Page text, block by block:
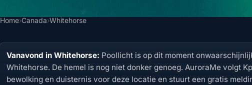
Home›Canada›Whitehorse
Vanavond in Whitehorse: Poollicht is op dit moment
Whitehorse. De hemel is nog niet donker genoeg. AuroraMe volgt
bewolking en duisternis voor deze locatie en stuurt een gratis